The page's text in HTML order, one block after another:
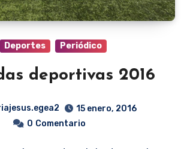
Deportes Periódico
deportivas 2016
15 enero, 2016
0 Comentario